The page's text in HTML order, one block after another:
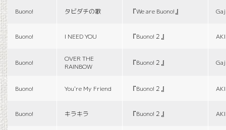
Buono! タビダチの歌 『We are Buono!』
Buono! I NEED YOU 『Buono!２』
Buono!
OVER THE
RAINBOW
『Buono!２』
Buono! You're My Friend 『Buono!２』
Buono! キラキラ 『Buono!２』